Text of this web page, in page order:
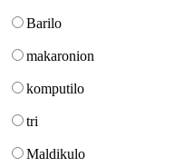
Barilo
makaronion
komputilo
tri
Maldikulo